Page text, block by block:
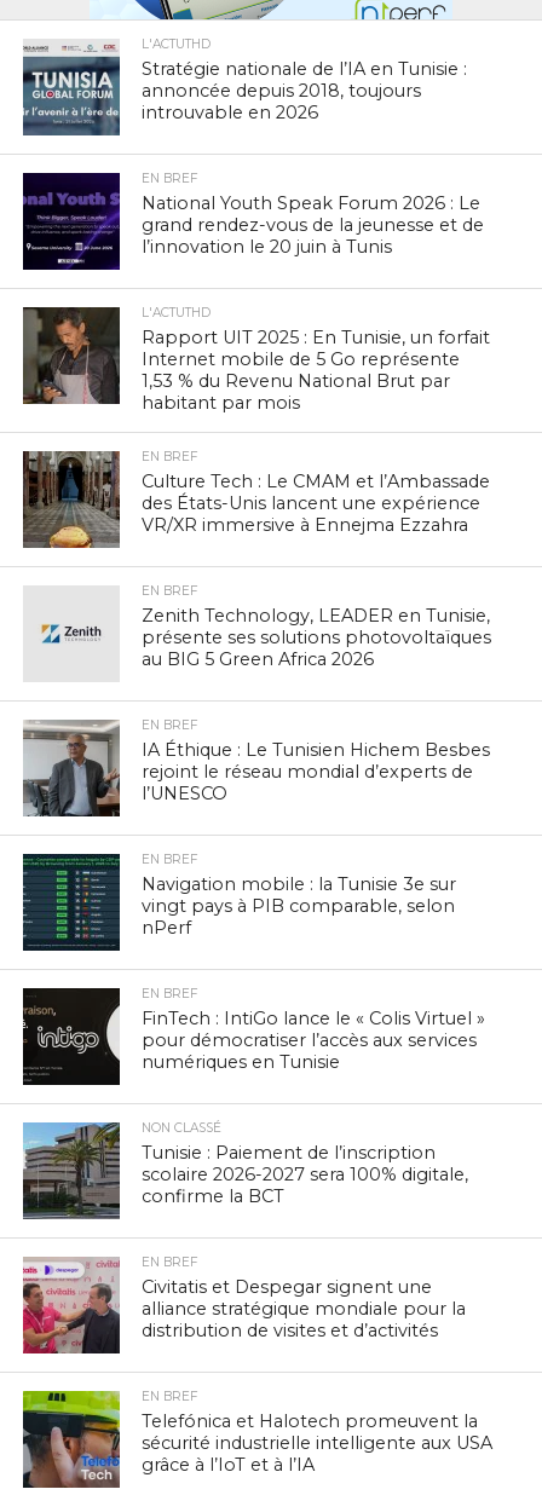
L'ACTUTHD
Stratégie nationale de l’IA en Tunisie :
annoncée depuis 2018, toujours
introuvable en 2026
EN BREF
National Youth Speak Forum 2026 : Le
grand rendez-vous de la jeunesse et de
l’innovation le 20 juin à Tunis
L'ACTUTHD
Rapport UIT 2025 : En Tunisie, un forfait
Internet mobile de 5 Go représente
1,53 % du Revenu National Brut par
habitant par mois
EN BREF
Culture Tech : Le CMAM et l’Ambassade
des États-Unis lancent une expérience
VR/XR immersive à Ennejma Ezzahra
EN BREF
Zenith Technology, LEADER en Tunisie,
présente ses solutions photovoltaïques
au BIG 5 Green Africa 2026
EN BREF
IA Éthique : Le Tunisien Hichem Besbes
rejoint le réseau mondial d’experts de
l’UNESCO
EN BREF
Navigation mobile : la Tunisie 3e sur
vingt pays à PIB comparable, selon
nPerf
EN BREF
FinTech : IntiGo lance le « Colis Virtuel »
pour démocratiser l’accès aux services
numériques en Tunisie
NON CLASSÉ
Tunisie : Paiement de l’inscription
scolaire 2026-2027 sera 100% digitale,
confirme la BCT
EN BREF
Civitatis et Despegar signent une
alliance stratégique mondiale pour la
distribution de visites et d’activités
EN BREF
Telefónica et Halotech promeuvent la
sécurité industrielle intelligente aux USA
grâce à l’IoT et à l’IA